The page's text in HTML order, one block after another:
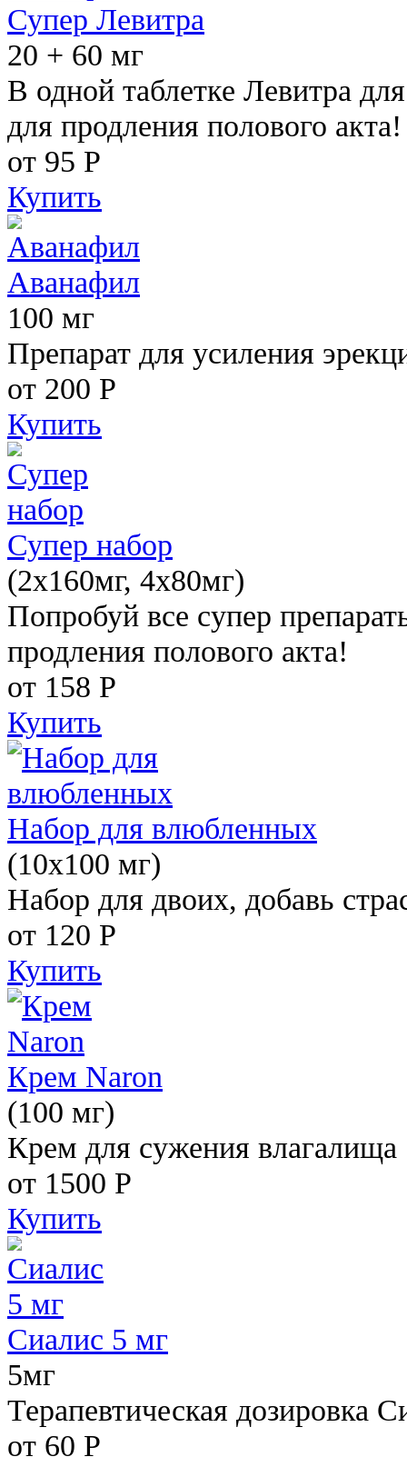
Супер Левитра
20 + 60 мг
В одной таблетке Левитра
для продления полового акта!
от 95 Р
Купить
Аванафил
100 мг
Препарат для усиления
от 200 Р
Купить
Супер набор
(2х160мг, 4х80мг)
Попробуй все супер
продления полового акта!
от 158 Р
Купить
Набор для влюбленных
(10х100 мг)
Набор для двоих, добавь
от 120 Р
Купить
Крем Naron
(100 мг)
Крем для сужения влагалища
от 1500 Р
Купить
Сиалис 5 мг
5мг
Терапевтическая дозировка
от 60 Р